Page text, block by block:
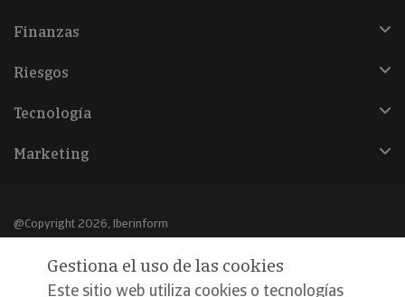
Finanzas
Riesgos
Tecnología
Marketing
@Copyright 2026, Iberinform
Aviso legalGestiona el uso de las cookies
Este sitio web utiliza cookies o tecnologías